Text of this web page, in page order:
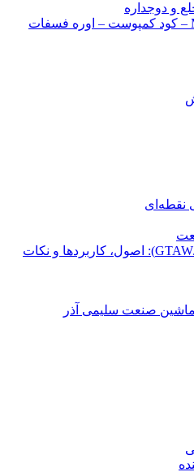
و دوجداره
نقطه‌ای
جوش آرگون (GTAW/TIG): اصول، کاربردها و نکات